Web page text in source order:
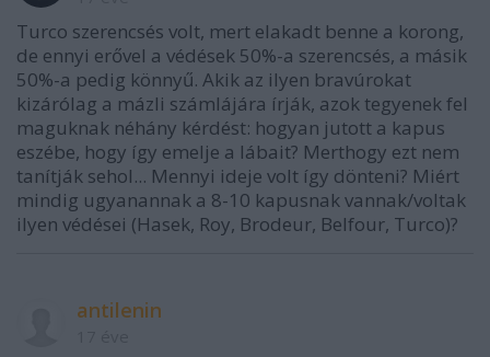
Turco szerencsés volt, mert elakadt benne a korong,
de ennyi erővel a védések 50%-a szerencsés, a másik
50%-a pedig könnyű. Akik az ilyen bravúrokat
kizárólag a mázli számlájára írják, azok tegyenek fel
maguknak néhány kérdést: hogyan jutott a kapus
eszébe, hogy így emelje a lábait? Merthogy ezt nem
tanítják sehol... Mennyi ideje volt így dönteni? Miért
mindig ugyanannak a 8-10 kapusnak vannak/voltak
ilyen védései (Hasek, Roy, Brodeur, Belfour, Turco)?
antilenin